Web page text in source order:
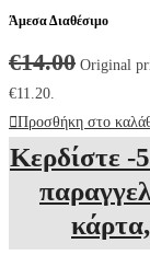
Άμεσα Διαθέσιμο
€14.00 Original
€11.20.
Προσθήκη στο
Κερδίστε -